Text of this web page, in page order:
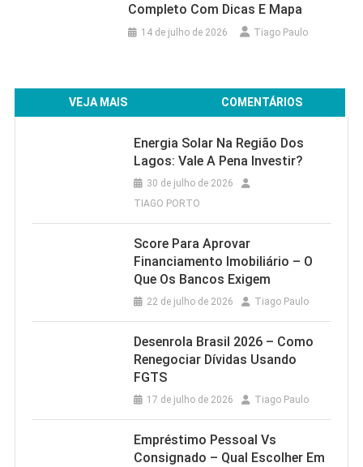
Completo Com Dicas E Mapa
14 de julho de 2026 Tiago Paulo
VEJA MAIS COMENTÁRIOS
Energia Solar Na Região Dos
Lagos: Vale A Pena Investir?
30 de julho de 2026
TIAGO PORTO
Score Para Aprovar
Financiamento Imobiliário – O
Que Os Bancos Exigem
22 de julho de 2026 Tiago Paulo
Desenrola Brasil 2026 – Como
Renegociar Dívidas Usando
FGTS
17 de julho de 2026 Tiago Paulo
Empréstimo Pessoal Vs
Consignado – Qual Escolher Em